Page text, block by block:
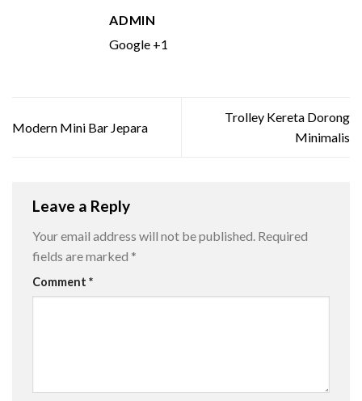
ADMIN
Google +1
Modern Mini Bar Jepara
Trolley Kereta Dorong
Minimalis
Leave a Reply
Your email address will not be published. Required
fields are marked *
Comment *